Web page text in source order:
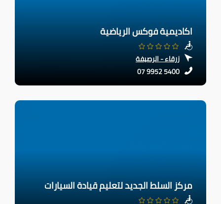
اكاديمية فوكس الرياضية
زرقاء - الرصيفة
07 9952 5400
مركز السلط الجديد لتعليم قيادة السيارات